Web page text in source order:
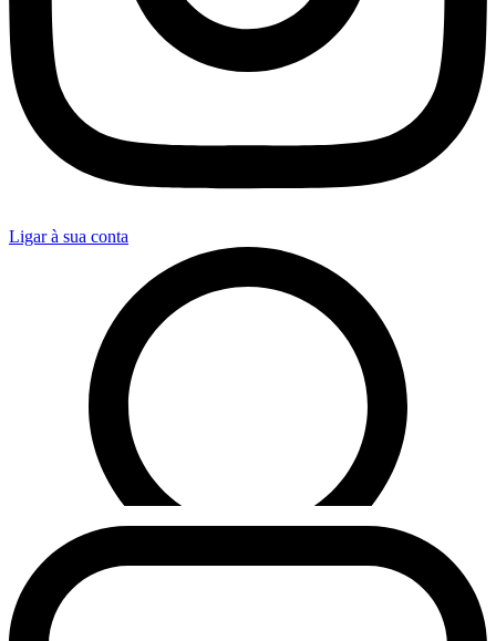
Ligar à sua conta